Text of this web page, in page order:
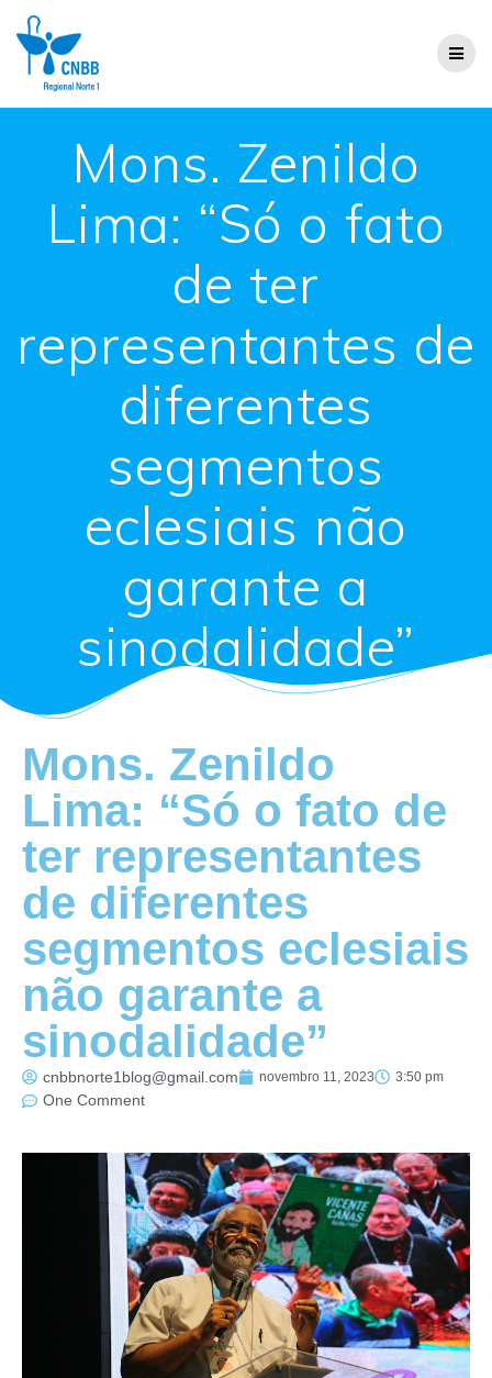
Mons. Zenildo
Lima: “Só o fato
de ter
representantes de
diferentes
segmentos
eclesiais não
garante a
sinodalidade”
Mons. Zenildo
Lima: “Só o fato de
ter representantes
de diferentes
segmentos eclesiais
não garante a
sinodalidade”
cnbbnorte1blog@gmail.com novembro 11, 2023 3:50 pm
One Comment